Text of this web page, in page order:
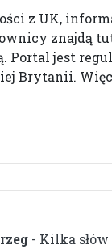
z UK,
znajdą
Portal jest
Brytanii.
- Kilka słów